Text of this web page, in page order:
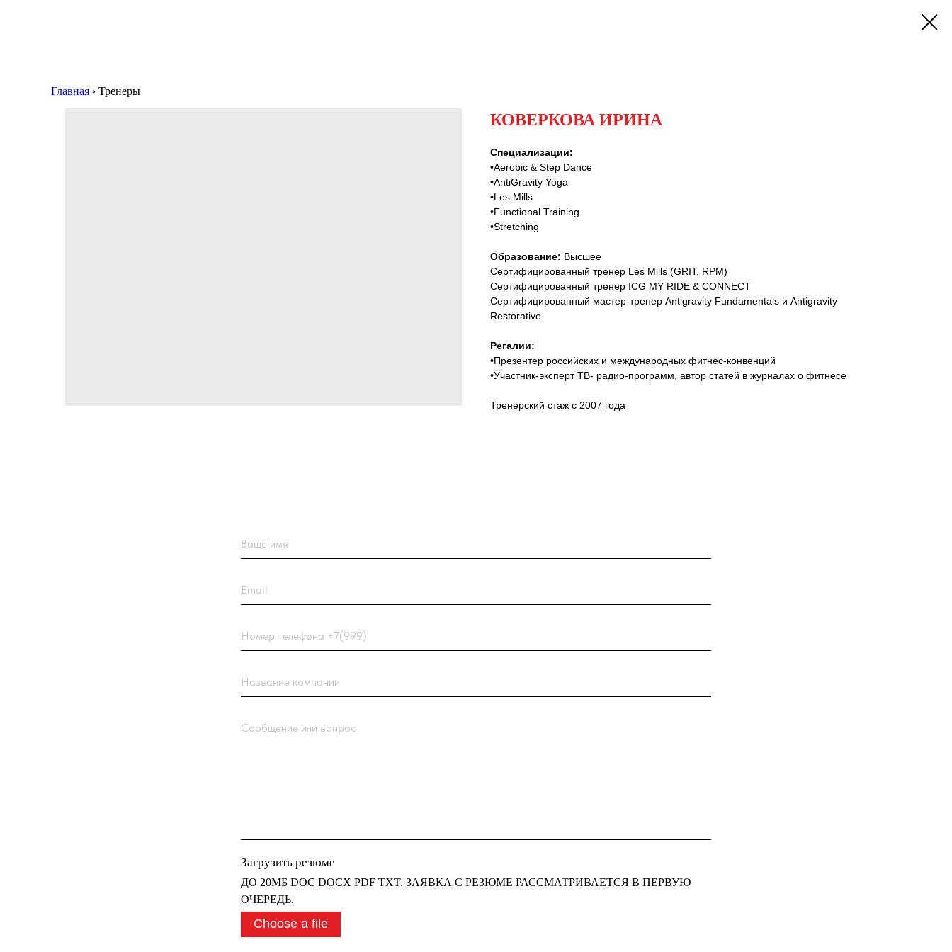
Главная › Тренеры
КОВЕРКОВА ИРИНА
Специализации:
•Aerobic & Step Dance
•AntiGravity Yoga
•Les Mills
•Functional Training
•Stretching
Образование: Высшее
Сертифицированный тренер Les Mills (GRIT, RPM)
Сертифицированный тренер ICG MY RIDE & CONNECT
Сертифицированный мастер-тренер Antigravity Fundamentals и Antigravity
Restorative
Регалии:
•Презентер российских и международных фитнес-конвенций
•Участник-эксперт ТВ- радио-программ, автор статей в журналах о фитнесе
Тренерский стаж с 2007 года
Название компании
Сообщение или вопрос
Нажимая кнопку “Отправить заявку” вы соглашаетесь
Отправить заявку